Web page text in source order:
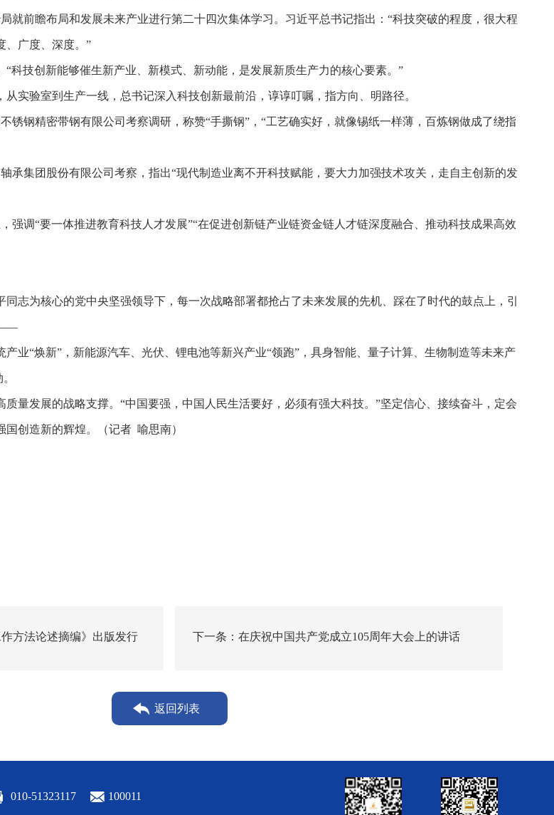
就前瞻布局和发展未来产业进行第二十四次集体学习。习近平总书记指出：“科技突破的程度，很大程
、广度、深度。”
“科技创新能够催生新产业、新模式、新动能，是发展新质生产力的核心要素。”
从实验室到生产一线，总书记深入科技创新最前沿，谆谆叮嘱，指方向、明路径。
锈钢精密带钢有限公司考察调研，称赞“手撕钢”，“工艺确实好，就像锡纸一样薄，百炼钢做成了绕指
承集团股份有限公司考察，指出“现代制造业离不开科技赋能，要大力加强技术攻关，走自主创新的发
强调“要一体推进教育科技人才发展”“在促进创新链产业链资金链人才链深度融合、推动科技成果高效
同志为核心的党中央坚强领导下，每一次战略部署都抢占了未来发展的先机、踩在了时代的鼓点上，引
——
产业“焕新”，新能源汽车、光伏、锂电池等新兴产业“领跑”，具身智能、量子计算、生物制造等未来产
质量发展的战略支撑。“中国要强，中国人民生活要好，必须有强大科技。”坚定信心、接续奋斗，定会
创造新的辉煌。（记者 喻思南）
方法论述摘编》出版发行 下一条：在庆祝中国共产党成立105周年大会上的讲话
返回列表
010-51323117 100011